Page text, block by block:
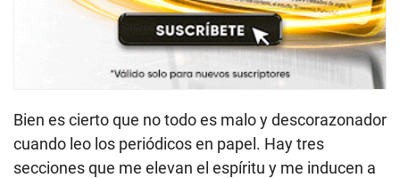
Bien es cierto que no todo es malo y descorazonador
cuando leo los periódicos en papel. Hay tres
secciones que me elevan el espíritu y me inducen a